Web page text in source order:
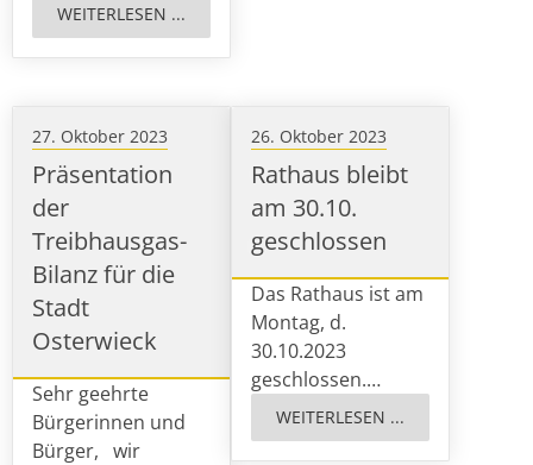
WEITERLESEN ...
27. Oktober 2023
Präsentation
der
Treibhausgas-
Bilanz für die
Stadt
Osterwieck
Sehr geehrte
Bürgerinnen und
Bürger, wir
26. Oktober 2023
Rathaus bleibt
am 30.10.
geschlossen
Das Rathaus ist am
Montag, d.
30.10.2023
geschlossen.…
WEITERLESEN ...